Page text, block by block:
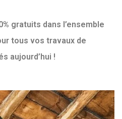
gratuits dans l’ensemble
tous vos travaux de
aujourd’hui !